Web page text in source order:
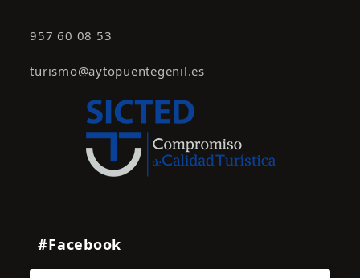
957 60 08 53
turismo@aytopuentegenil.es
#Facebook